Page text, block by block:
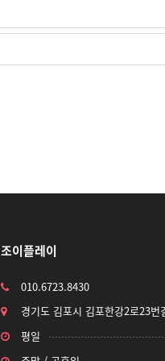
조이플레이
010.6723.8430
경기도 김포시 김포한강2로23
평일